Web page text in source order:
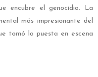
encubre el genocidio. La
más impresionante del
tomó la puesta en escena